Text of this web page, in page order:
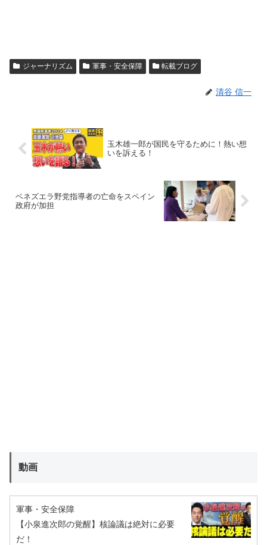
ジャーナリズム 軍事・安全保障 転載ブログ
清谷 信一
玉木雄一郎が国民を守るために！熱い想
いを訴える！
ベネズエラ野党指導者の亡命をスペイン
政府が加担
動画
軍事・安全保障
【小泉進次郎の覚醒】核論議は絶対に必要
だ！